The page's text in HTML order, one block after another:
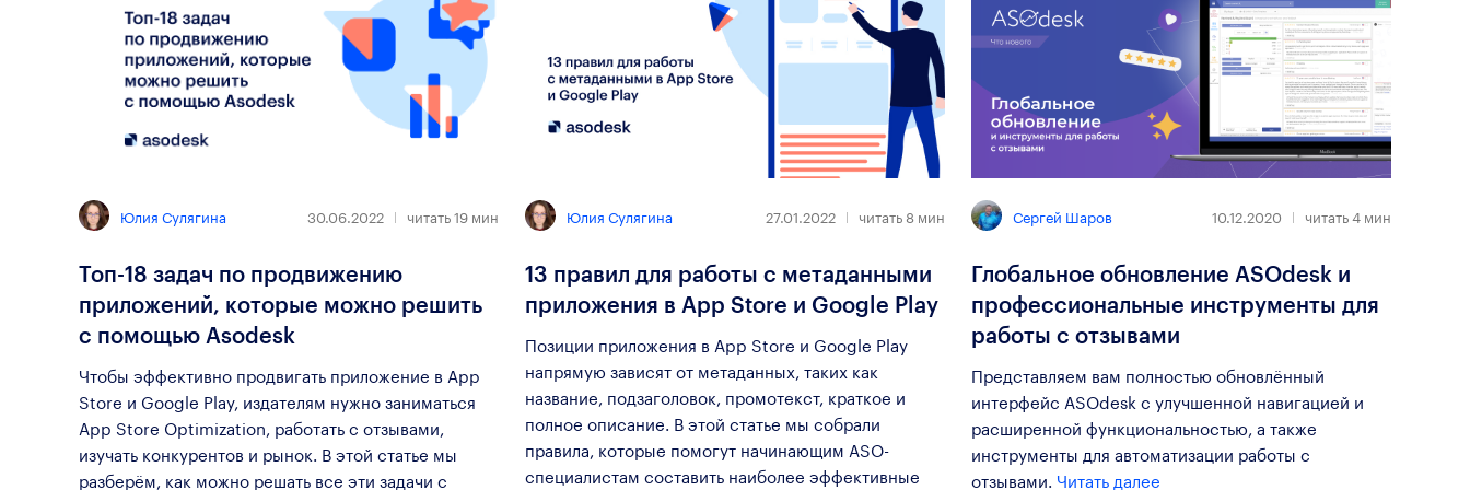
Юлия Сулягина 30.06.2022 читать19 мин
Топ-18 задач по продвижению
приложений, которые можно решить
с помощью Asodesk
Чтобы эффективно продвигать приложение в App
Store и Google Play, издателям нужно заниматься
App Store Optimization, работать с отзывами,
изучать конкурентов и рынок. В этой статье мы
разберём, как можно решать все эти задачи с
Юлия Сулягина 27.01.2022 читать 8 мин
13 правил для работы с метаданными
приложения в App Store и Google Play
Позиции приложения в App Store и Google Play
напрямую зависят от метаданных, таких как
название, подзаголовок, промотекст, краткое и
полное описание. В этой статье мы собрали
правила, которые помогут начинающим ASO-
специалистам составить наиболее эффективные
Сергей Шаров 10.12.2020 читать4 мин
Глобальное обновление ASOdesk и
профессиональные инструменты для
работы с отзывами
Представляем вам полностью обновлённый
интерфейс ASOdesk с улучшенной навигацией и
расширенной функциональностью, а также
инструменты для автоматизации работы с
отзывами. Читать далее